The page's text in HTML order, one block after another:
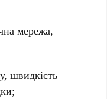
мережа,
швидкість